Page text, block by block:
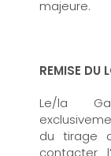
majeure.
REMISE DU
Le/la
du tirage
contacter